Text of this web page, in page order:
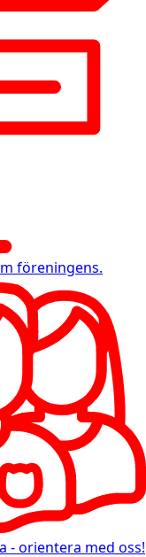
föreningens.
- orientera med oss!